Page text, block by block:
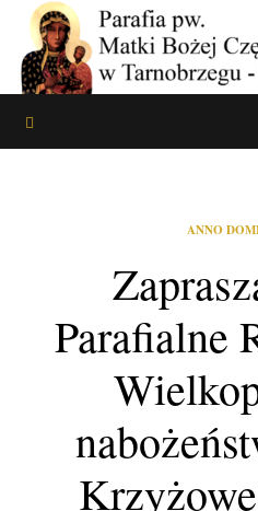
content
ANNO
Parafialne